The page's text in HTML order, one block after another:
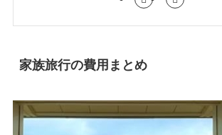
家族旅行の費用まとめ